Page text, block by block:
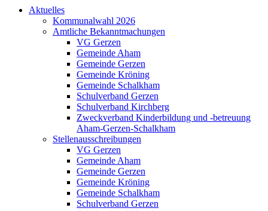
Aktuelles
Kommunalwahl 2026
Amtliche Bekanntmachungen
VG Gerzen
Gemeinde Aham
Gemeinde Gerzen
Gemeinde Kröning
Gemeinde Schalkham
Schulverband Gerzen
Schulverband Kirchberg
Zweckverband Kinderbildung und -betreuung
Aham-Gerzen-Schalkham
Stellenausschreibungen
VG Gerzen
Gemeinde Aham
Gemeinde Gerzen
Gemeinde Kröning
Gemeinde Schalkham
Schulverband Gerzen